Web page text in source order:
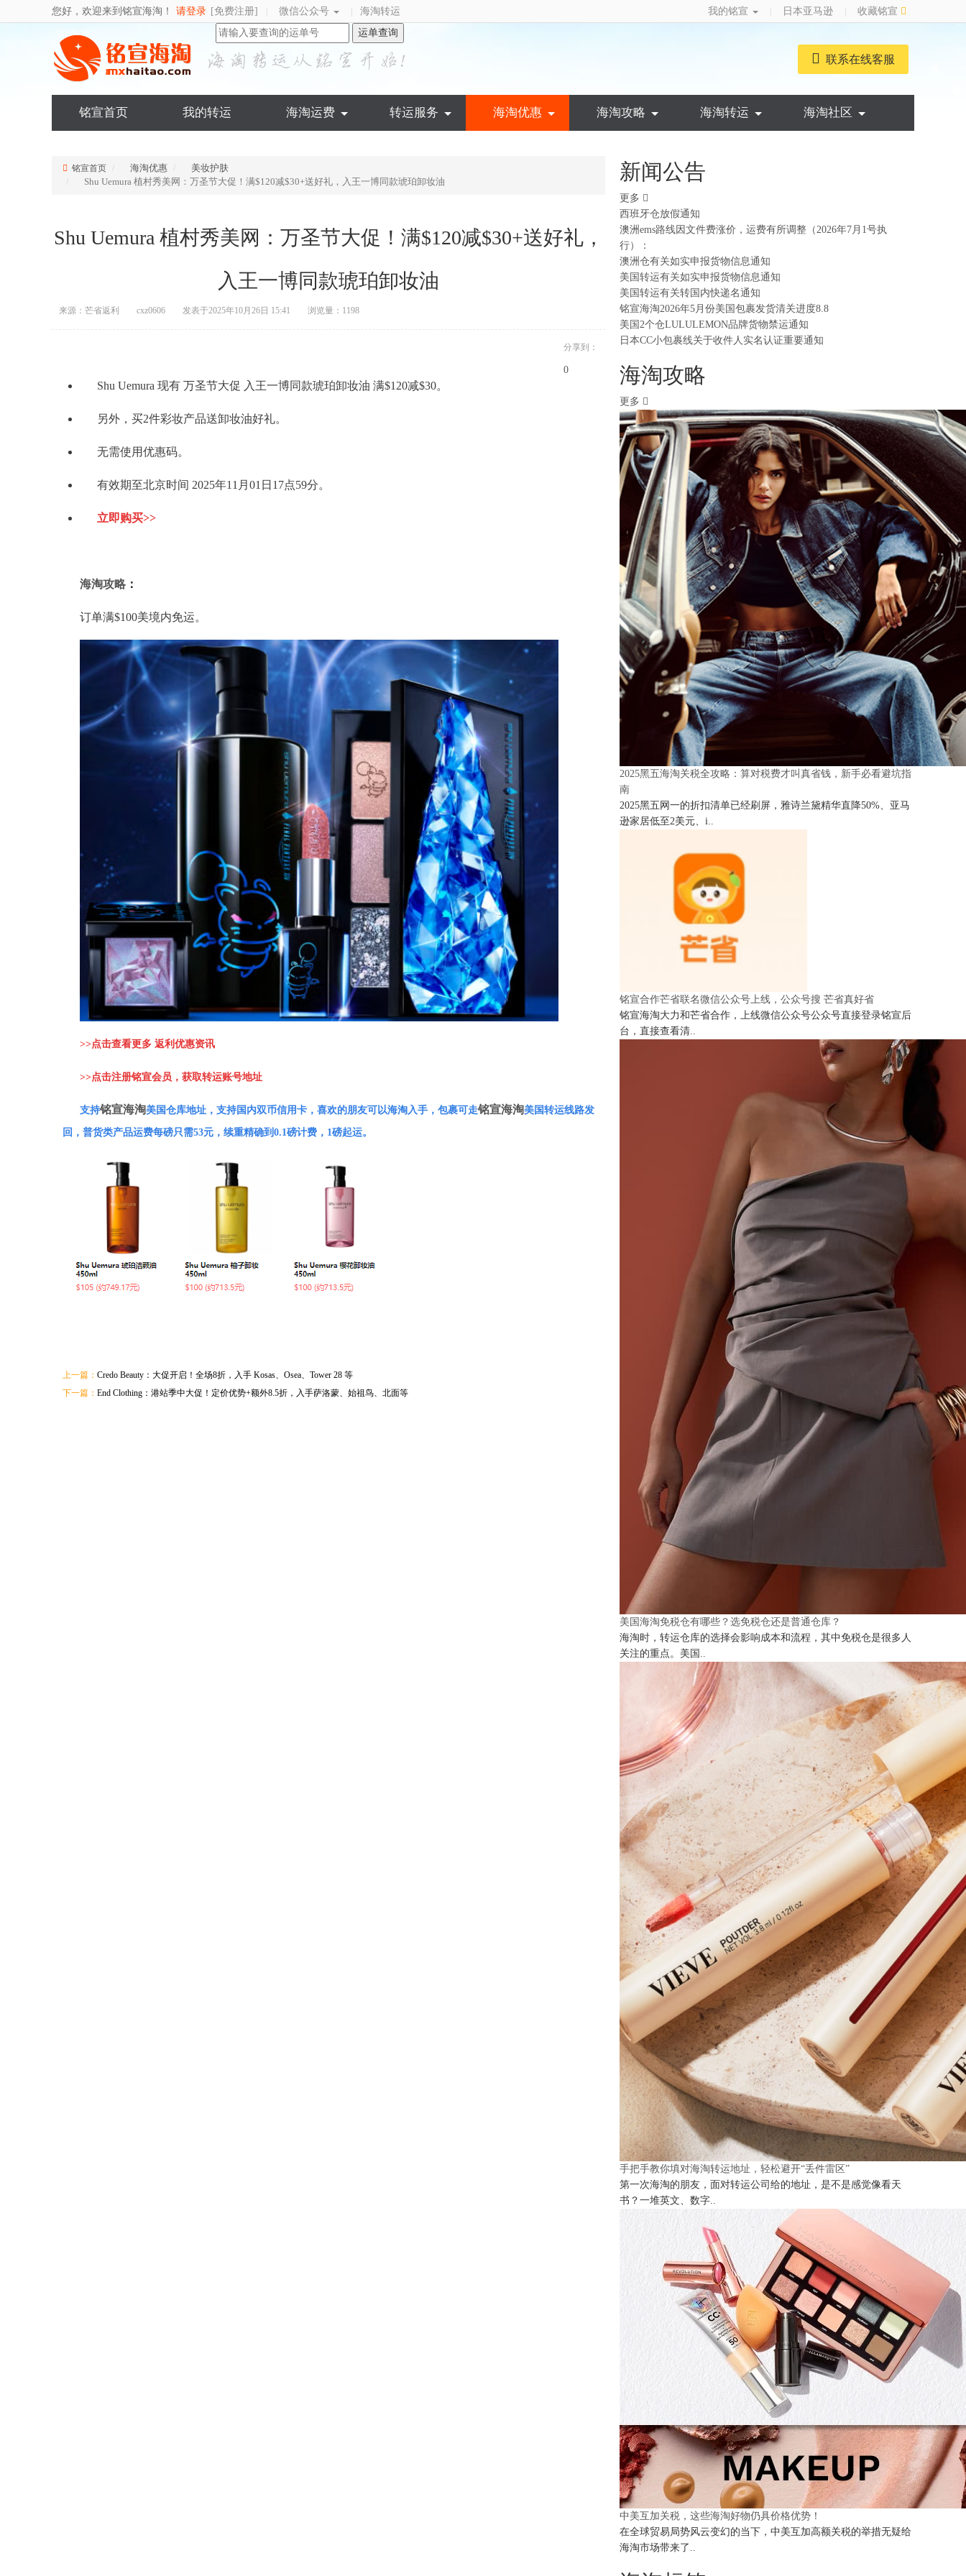
您好，欢迎来到铭宣海淘！ 请登录 [免费注册] 微信公众号 海淘转运 我的铭宣 日本亚马逊
收藏铭宣
运单查询
联系在线客服
铭宣首页 我的转运 海淘运费 转运服务 海淘优惠 海淘攻略 海淘转运 海淘社区
铭宣首页 海淘优惠
美妆护肤
Shu Uemura 植村秀美网：万圣节大促！满$120减$30+送好礼，入王一博同款琥珀卸妆油
Shu Uemura 植村秀美网：万圣节大促！满$120减$30+送好礼，
入王一博同款琥珀卸妆油
来源：芒省返利 cxz0606 发表于2025年10月26日 15:41 浏览量：1198
分享到：
0
Shu Uemura 现有 万圣节大促 入王一博同款琥珀卸妆油 满$120减$30。
另外，买2件彩妆产品送卸妆油好礼。
无需使用优惠码。
有效期至北京时间 2025年11月01日17点59分。
立即购买>>
海淘攻略 ：
订单满$100美境内免运。
>>点击查看更多 返利优惠资讯
>>点击注册铭宣会员，获取转运账号地址
支持铭宣海淘美国仓库地址，支持国内双币信用卡，喜欢的朋友可以海淘入手，包裹可走铭宣海淘美国转运线路发
回，普货类产品运费每磅只需53元，续重精确到0.1磅计费，1磅起运。
上一篇： Credo Beauty：大促开启！全场8折，入手 Kosas、Osea、Tower 28 等
下一篇： End Clothing：港站季中大促！定价优势+额外8.5折，入手萨洛蒙、始祖鸟、北面等
新闻公告
更多
西班牙仓放假通知
澳洲ems路线因文件费涨价，运费有所调整（2026年7月1号执
行）：
澳洲仓有关如实申报货物信息通知
美国转运有关如实申报货物信息通知
美国转运有关转国内快递名通知
铭宣海淘2026年5月份美国包裹发货清关进度8.8
美国2个仓LULULEMON品牌货物禁运通知
日本CC小包裹线关于收件人实名认证重要通知
海淘攻略
更多
2025黑五海淘关税全攻略：算对税费才叫真省钱，新手必看避坑指
南
2025黑五网一的折扣清单已经刷屏，雅诗兰黛精华直降50%、亚马
逊家居低至2美元、i..
铭宣合作芒省联名微信公众号上线，公众号搜 芒省真好省
铭宣海淘大力和芒省合作，上线微信公众号公众号直接登录铭宣后
台，直接查看清..
美国海淘免税仓有哪些？选免税仓还是普通仓库？
海淘时，转运仓库的选择会影响成本和流程，其中免税仓是很多人
关注的重点。美国..
手把手教你填对海淘转运地址，轻松避开“丢件雷区”
第一次海淘的朋友，面对转运公司给的地址，是不是感觉像看天
书？一堆英文、数字..
中美互加关税，这些海淘好物仍具价格优势！
在全球贸易局势风云变幻的当下，中美互加高额关税的举措无疑给
海淘市场带来了..